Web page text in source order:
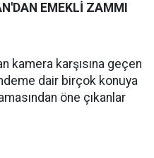
EMEKLİ ZAMMI
kamera karşısına geçen
dair birçok konuya
öne çıkanlar